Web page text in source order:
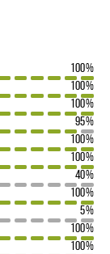
100%
100%
100%
95%
100%
100%
40%
100%
5%
100%
100%